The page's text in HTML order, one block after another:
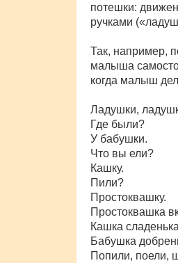
потешки:
ручками
Так, например,
малыша
когда малыш
Ладушки,
Где были?
У бабушки.
Что вы ели?
Кашку.
Пили?
Простоквашку.
Простоквашка
Кашка
Бабушка
Попили, поели,